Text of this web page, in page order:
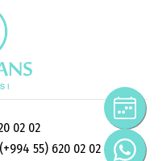
(+994 55) 620 02 02
02 02